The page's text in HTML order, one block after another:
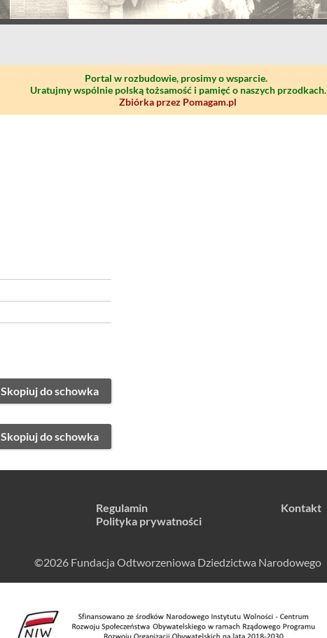
Portal w rozbudowie, prosimy o wsparcie.
Uratujmy wspólnie polską tożsamość i pamięć o naszych przodkach.
Zbiórka przez Pomagam.pl
Skopiuj do schowka
Skopiuj do schowka
Regulamin
Polityka prywatności
Kontakt
©2026 Fundacja Odtworzeniowa Dziedzictwa Narodowego